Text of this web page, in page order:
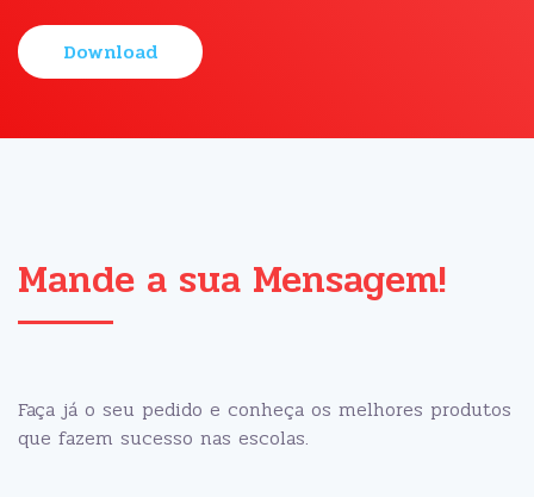
Download
Mande a sua Mensagem!
Faça já o seu pedido e conheça os melhores produtos
que fazem sucesso nas escolas.